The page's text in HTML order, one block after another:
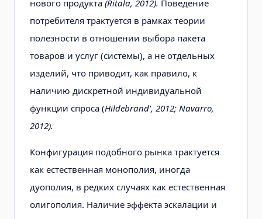
нового продукта (Ritala, 2012). Поведение
потребителя трактуется в рамках теории
полезности в отношении выбора пакета
товаров и услуг (системы), а не отдельных
изделий, что приводит, как правило, к
наличию дискретной индивидуальной
функции спроса (Hildebrand', 2012; Navarro,
2012).
Конфигурация подобного рынка трактуется
как естественная монополия, иногда
дуополия, в редких случаях как естественная
олигополия. Наличие эффекта эскалации и